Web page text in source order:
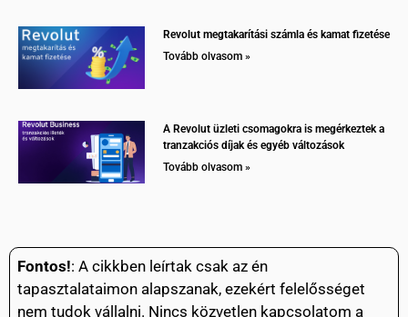
Revolut megtakarítási számla és kamat fizetése
Tovább olvasom »
A Revolut üzleti csomagokra is megérkeztek a
tranzakciós díjak és egyéb változások
Tovább olvasom »
Fontos!: A cikkben leírtak csak az én
tapasztalataimon alapszanak, ezekért felelősséget
nem tudok vállalni. Nincs közvetlen kapcsolatom a